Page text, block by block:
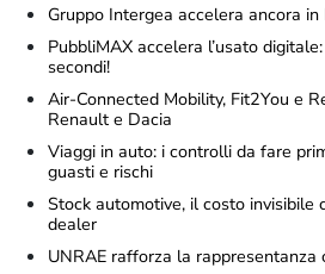
Gruppo Intergea accelera ancora in
PubbliMAX accelera l’usato
secondi!
Air-Connected Mobility, Fit2You e
Renault e Dacia
Viaggi in auto: i controlli da fare
guasti e rischi
Stock automotive, il costo invisibile
dealer
UNRAE rafforza la rappresentanza